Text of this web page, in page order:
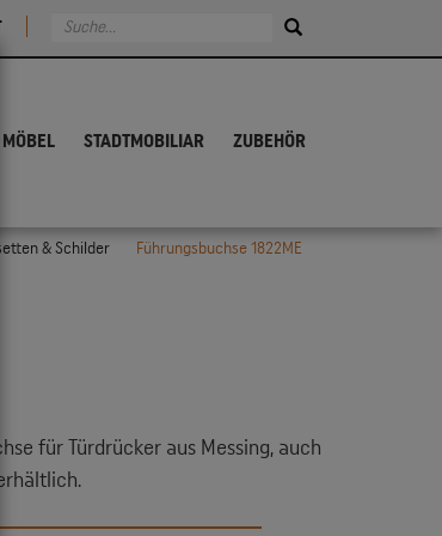
STADTMOBILIAR ZUBEHÖR
& Schilder Führungsbuchse 1822ME
für Türdrücker aus Messing, auch